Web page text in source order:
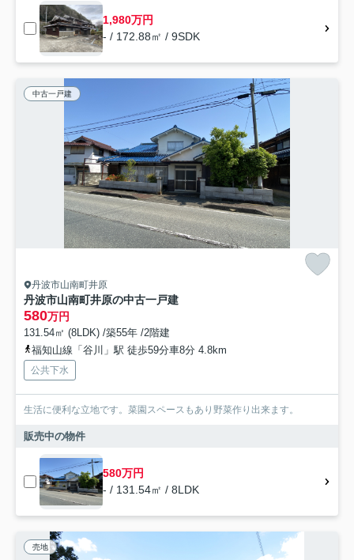
1,980万円
- / 172.88㎡ / 9SDK
中古一戸建
丹波市山南町井原
丹波市山南町井原の中古一戸建
580万円
131.54㎡ (8LDK) /築55年 /2階建
福知山線「谷川」駅 徒歩59分車8分 4.8km
公共下水
生活に便利な立地です。菜園スペースもあり野菜作り出来ます。
販売中の物件
580万円
- / 131.54㎡ / 8LDK
売地